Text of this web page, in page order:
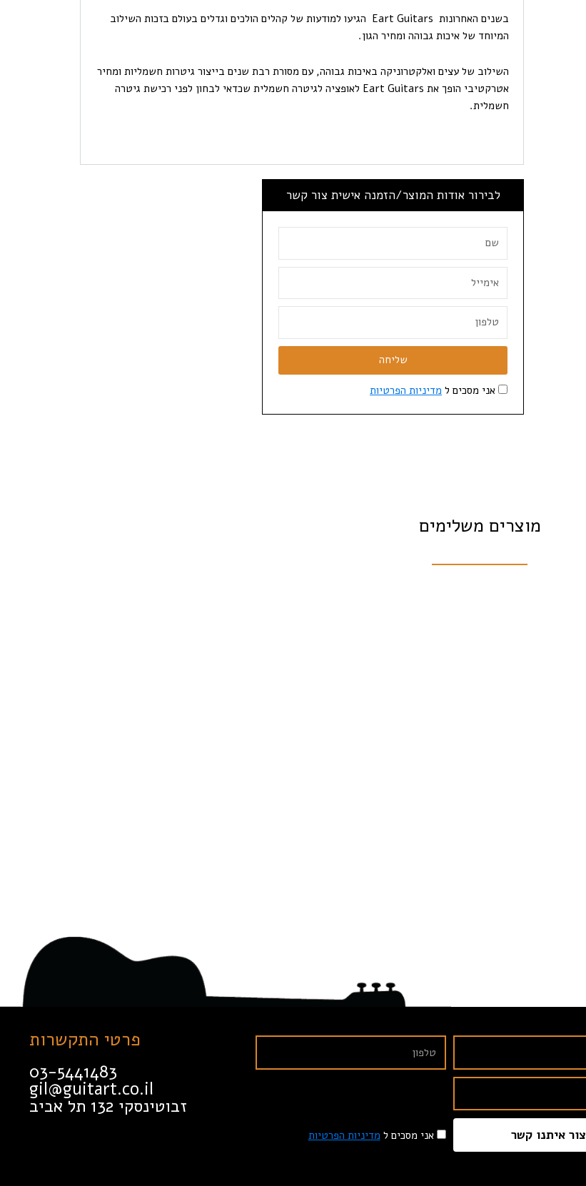
בשנים האחרונות Eart Guitars הגיעו למודעות של קהלים הולכים וגדלים בעולם בזכות השילוב
המיוחד של איכות גבוהה ומחיר הגון.
השילוב של עצים ואלקטרוניקה באיכות גבוהה, עם מסורת רבת שנים בייצור גיטרות חשמליות ומחיר
אטרקטיבי הופך את Eart Guitars לאופציה לגיטרה חשמלית שכדאי לבחון לפני רכישת גיטרה
חשמלית.
לבירור אודות המוצר/הזמנה אישית צור קשר
אני מסכים ל מדיניות הפרטיות
שליחה
מוצרים משלימים
אני מסכים ל מדיניות הפרטיות צור איתנו קשר
פרטי התקשרות
03-5441483
gil@guitart.co.il
זבוטינסקי 132 תל אביב